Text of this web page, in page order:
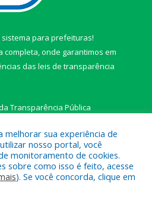
sistema para prefeituras!
completa, onde garantimos em
das leis de transparência
Transparência Pública
a Câmara Municipal de Ipixuna do
Pará.
Administrativa
melhorar sua experiência de
nosso portal, você
monitoramento de cookies.
sobre como isso é feito, acesse
). Se você concorda, clique em